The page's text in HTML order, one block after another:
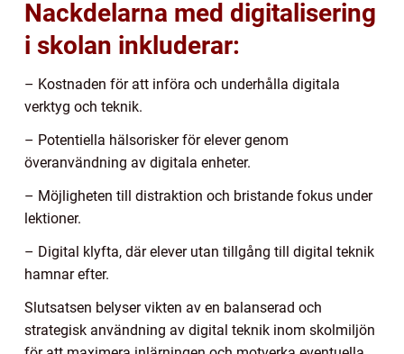
Nackdelarna med digitalisering
i skolan inkluderar:
– Kostnaden för att införa och underhålla digitala
verktyg och teknik.
– Potentiella hälsorisker för elever genom
överanvändning av digitala enheter.
– Möjligheten till distraktion och bristande fokus under
lektioner.
– Digital klyfta, där elever utan tillgång till digital teknik
hamnar efter.
Slutsatsen belyser vikten av en balanserad och
strategisk användning av digital teknik inom skolmiljön